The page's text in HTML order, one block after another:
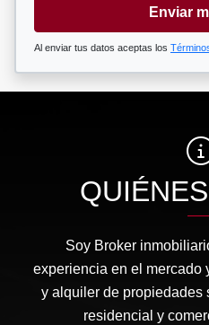
Enviar
Al enviar tus datos aceptas los
Soy Broker
experiencia en el mercado
y alquiler de propiedades
residencial y